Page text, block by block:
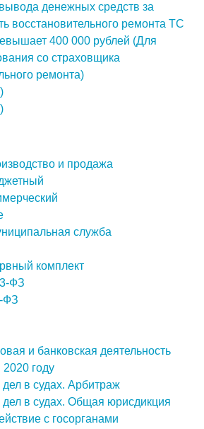
денежных средств за
восстановительного ремонта ТС
400 000 рублей (Для
со страховщика
ремонта)
и продажа
служба
комплект
ФЗ
ФЗ
и банковская деятельность
году
в судах. Арбитраж
в судах. Общая юрисдикция
с госорганами